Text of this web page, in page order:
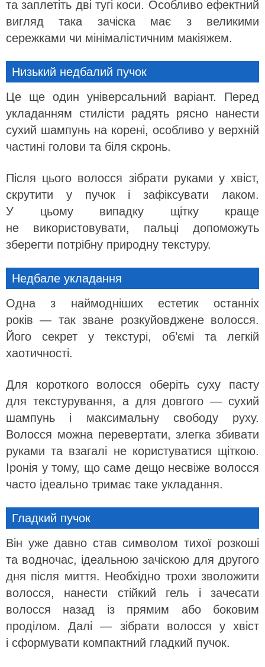
та заплетіть дві тугі коси. Особливо ефектний
вигляд така зачіска має з великими
сережками чи мінімалістичним макіяжем.
Низький недбалий пучок
Це ще один універсальний варіант. Перед
укладанням стилісти радять рясно нанести
сухий шампунь на корені, особливо у верхній
частині голови та біля скронь.
Після цього волосся зібрати руками у хвіст,
скрутити у пучок і зафіксувати лаком.
У цьому випадку щітку краще
не використовувати, пальці допоможуть
зберегти потрібну природну текстуру.
Недбале укладання
Одна з наймодніших естетик останніх
років — так зване розкуйовджене волосся.
Його секрет у текстурі, об’ємі та легкій
хаотичності.
Для короткого волосся оберіть суху пасту
для текстурування, а для довгого — сухий
шампунь і максимальну свободу руху.
Волосся можна перевертати, злегка збивати
руками та взагалі не користуватися щіткою.
Іронія у тому, що саме дещо несвіже волосся
часто ідеально тримає таке укладання.
Гладкий пучок
Він уже давно став символом тихої розкоші
та водночас, ідеальною зачіскою для другого
дня після миття. Необхідно трохи зволожити
волосся, нанести стійкий гель і зачесати
волосся назад із прямим або боковим
проділом. Далі — зібрати волосся у хвіст
і сформувати компактний гладкий пучок.